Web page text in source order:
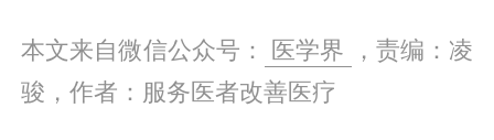
本文来自微信公众号： 医学界
，责编：凌
骏，作者：服务医者改善医疗